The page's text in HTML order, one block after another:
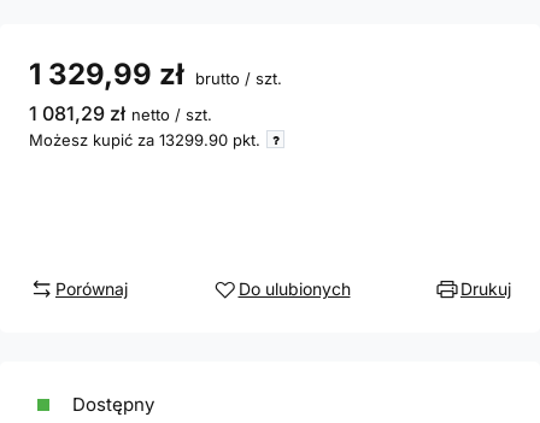
1 329,99 zł brutto / szt.
1 081,29 zł netto / szt.
Możesz kupić za 13299.90 pkt.
Porównaj Do ulubionych Drukuj
Dostępny